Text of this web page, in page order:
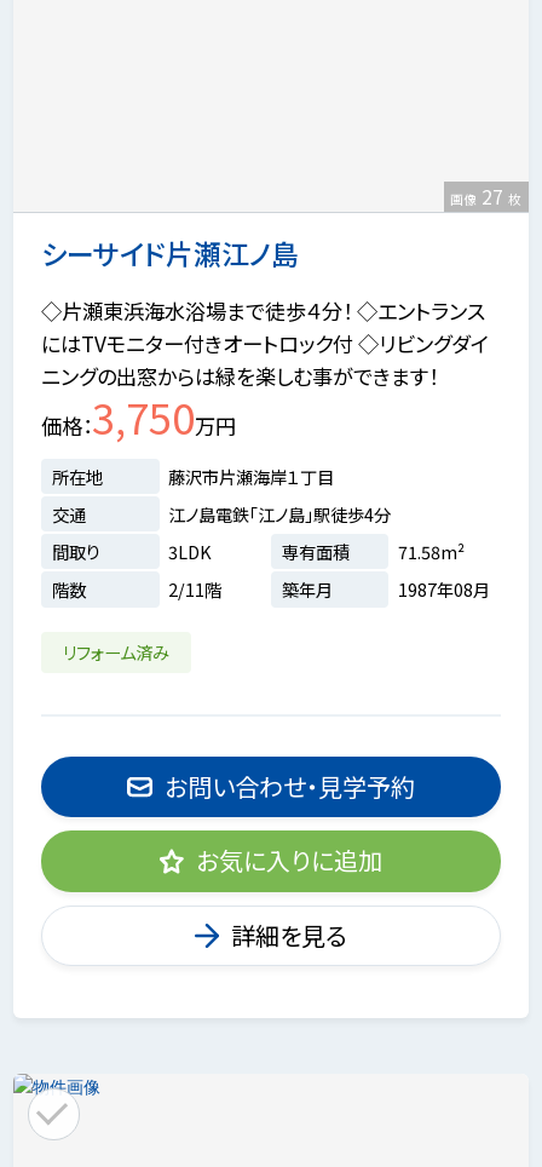
シーサイド片瀬江ノ島
画像 27 枚
◇片瀬東浜海水浴場まで徒歩４分！ ◇エントランス
にはTVモニター付きオートロック付 ◇リビングダイ
ニングの出窓からは緑を楽しむ事ができます！
価格 3,750万円
所在地
藤沢市片瀬海岸１丁目
交通
江ノ島電鉄「江ノ島」駅徒歩4分
間取り
3LDK 専有面積
71.58m²
階数
2/11階 築年月 1987年08月
リフォーム済み
お問い合わせ・見学予約
お気に入りに追加
詳細を見る